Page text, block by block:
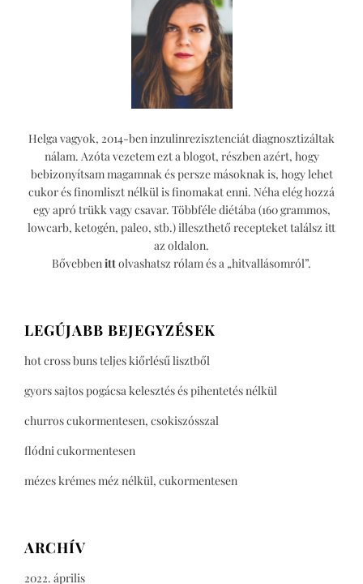
Helga vagyok, 2014-ben inzulinrezisztenciát diagnosztizáltak
nálam. Azóta vezetem ezt a blogot, részben azért, hogy
bebizonyítsam magamnak és persze másoknak is, hogy lehet
cukor és finomliszt nélkül is finomakat enni. Néha elég hozzá
egy apró trükk vagy csavar. Többféle diétába (160 grammos,
lowcarb, ketogén, paleo, stb.) illeszthető recepteket találsz itt
az oldalon.
Bővebben ittolvashatsz rólam és a „hitvallásomról”.
LEGÚJABB BEJEGYZÉSEK
hot cross buns teljes kiőrlésű lisztből
gyors sajtos pogácsa kelesztés és pihentetés nélkül
churros cukormentesen, csokiszósszal
flódni cukormentesen
mézes krémes méz nélkül, cukormentesen
ARCHÍV
2022. április